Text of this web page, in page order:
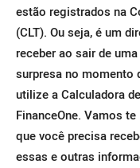
estão registrados na
(CLT). Ou seja, é um
receber ao sair de
surpresa no momento
utilize a Calculadora
FinanceOne. Vamos
que você precisa
essas e outras